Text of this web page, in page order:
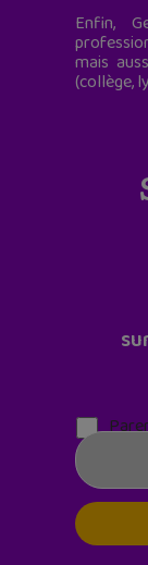
Enfin,
mais
(collège,